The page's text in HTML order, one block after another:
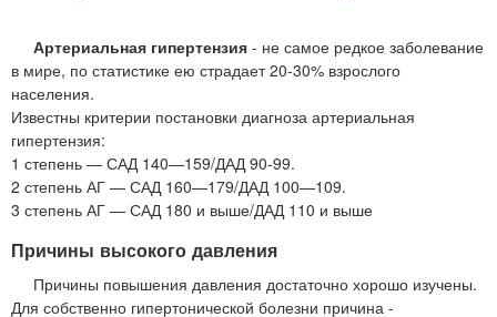
Артериальная гипертензия - не самое редкое заболевание
в мире, по статистике ею страдает 20-30% взрослого
населения.
Известны критерии постановки диагноза артериальная
гипертензия:
1 степень — САД 140—159/ДАД 90-99.
2 степень АГ — САД 160—179/ДАД 100—109.
3 степень АГ — САД 180 и выше/ДАД 110 и выше
Причины высокого давления
Причины повышения давления достаточно хорошо изучены.
Для собственно гипертонической болезни причина -